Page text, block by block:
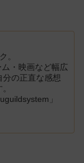
。
・映画など幅広
分の正直な感想
」